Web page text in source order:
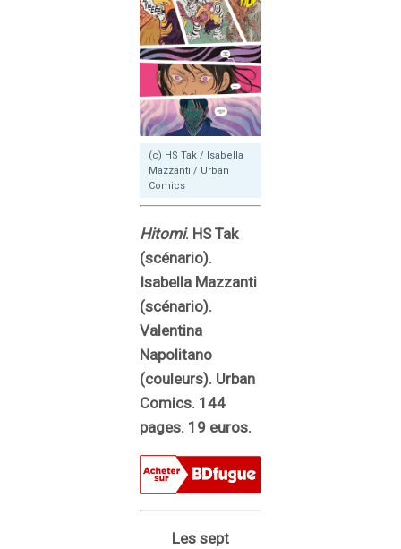
(c) HS Tak / Isabella
Mazzanti / Urban
Comics
Hitomi. HS Tak
(scénario).
Isabella Mazzanti
(scénario).
Valentina
Napolitano
(couleurs). Urban
Comics. 144
pages. 19 euros.
Les sept